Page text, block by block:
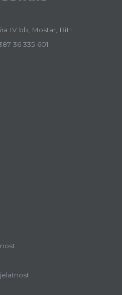
IV bb, Mostar, BiH
36 335 601